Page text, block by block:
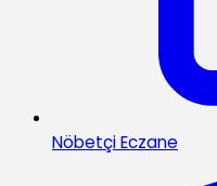
Nöbetçi Eczane